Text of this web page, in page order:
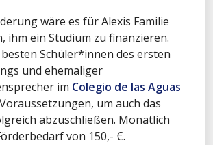
wäre es für Alexis Familie
ihm ein Studium zu finanzieren.
Schüler*innen des ersten
und ehemaliger
im Colegio de las Aguas
um auch das
abzuschließen. Monatlich
von 150,- €.